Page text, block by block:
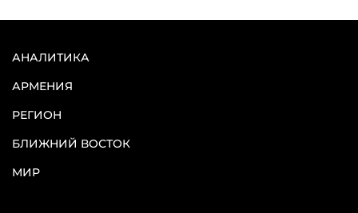
АНАЛИТИКА
АРМЕНИЯ
РЕГИОН
БЛИЖНИЙ ВОСТОК
МИР